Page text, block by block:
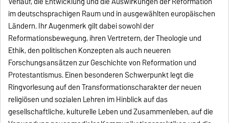
im deutschsprachigen Raum und in ausgewählten europäischen
Ländern. Ihr Augenmerk gilt dabei sowohl der
Reformationsbewegung, ihren Vertretern, der Theologie und
Ethik, den politischen Konzepten als auch neueren
Forschungsansätzen zur Geschichte von Reformation und
Protestantismus. Einen besonderen Schwerpunkt legt die
Ringvorlesung auf den Transformationscharakter der neuen
religiösen und sozialen Lehren im Hinblick auf das
gesellschaftliche, kulturelle Leben und Zusammenleben, auf die